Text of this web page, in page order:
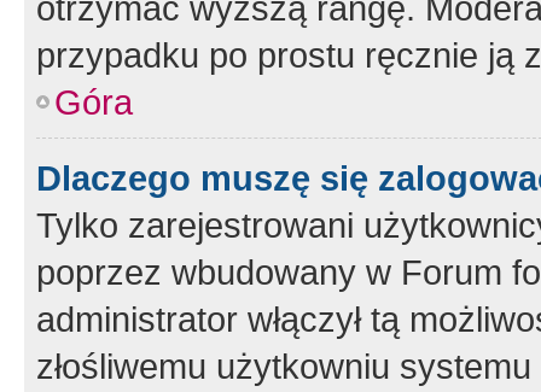
przypadku po prostu ręcznie ją
Góra
Dlaczego muszę się
Tylko zarejestrowani
poprzez wbudowany w Forum
administrator włączył tą
złośliwemu użytkowniu